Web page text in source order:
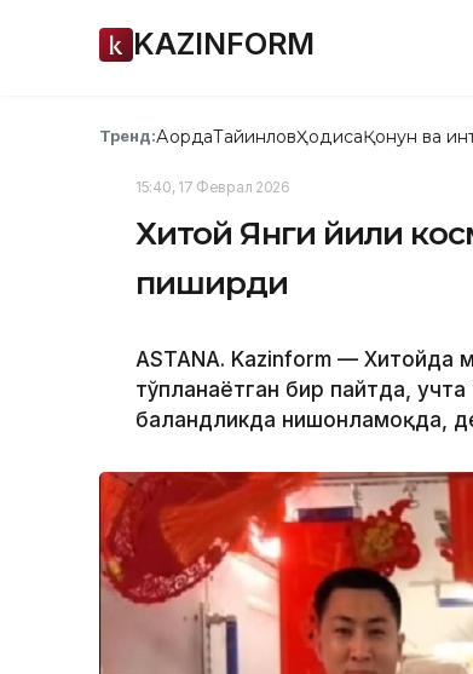
KAZINFORM
Тренд:АқордаТайинловҲодисаҚонун ва
15:40, 17 Феврал 2026
Хитой Янги йили
пиширди
ASTANA. Kazinform — Хитойда
тўпланаётган бир пайтда,
баландликда нишонламоқда,